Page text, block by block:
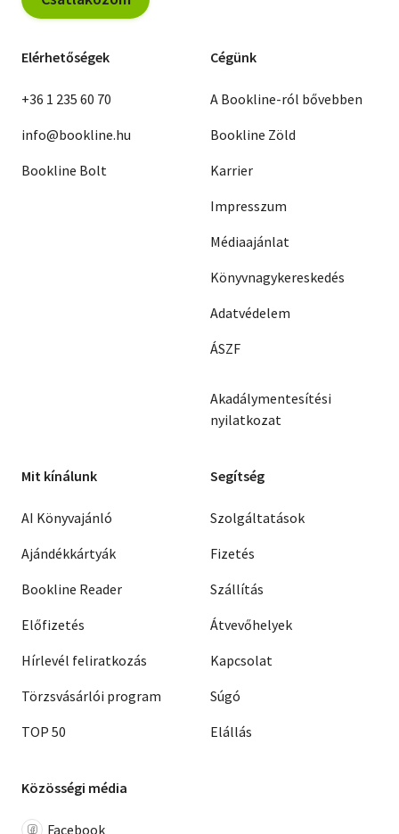
Elérhetőségek
+36 1 235 60 70
info@bookline.hu
Bookline Bolt
Cégünk
A Bookline-ról bővebben
Bookline Zöld
Karrier
Impresszum
Médiaajánlat
Könyvnagykereskedés
Adatvédelem
ÁSZF
Akadálymentesítési
nyilatkozat
Mit kínálunk
AI Könyvajánló
Ajándékkártyák
Bookline Reader
Előfizetés
Hírlevél feliratkozás
Törzsvásárlói program
TOP 50
Segítség
Szolgáltatások
Fizetés
Szállítás
Átvevőhelyek
Kapcsolat
Súgó
Elállás
Közösségi média
Facebook